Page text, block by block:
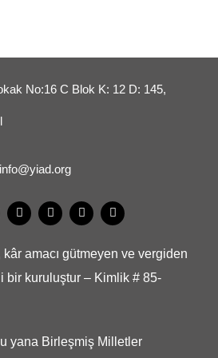
No:16 C Blok K: 12 D: 145,
info@yiad.org
amacı gütmeyen ve vergiden
bir kuruluştur – Kimlik # 85-
yana Birleşmiş Milletler